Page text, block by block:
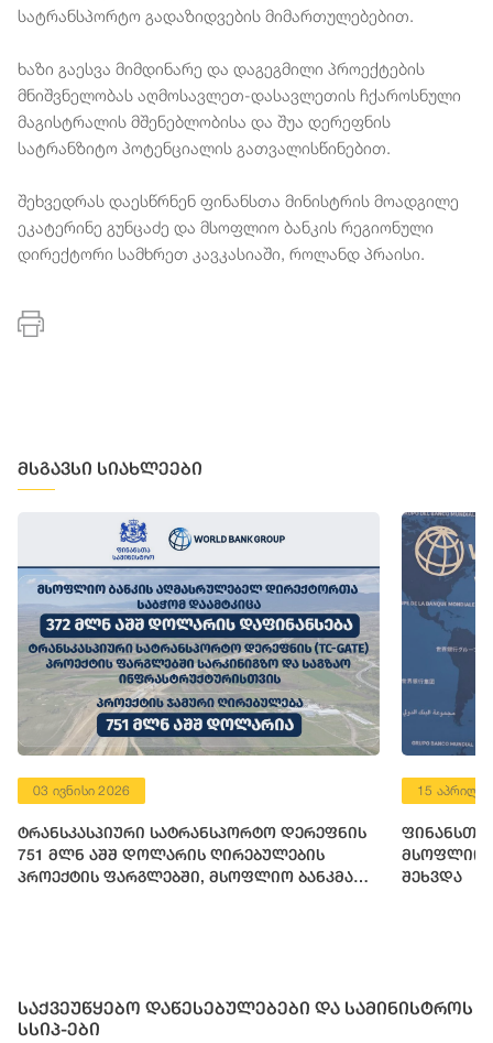
სატრანსპორტო გადაზიდვების მიმართულებებით.
ხაზი გაესვა მიმდინარე და დაგეგმილი პროექტების
მნიშვნელობას აღმოსავლეთ-დასავლეთის ჩქაროსნული
მაგისტრალის მშენებლობისა და შუა დერეფნის
სატრანზიტო პოტენციალის გათვალისწინებით.
შეხვედრას დაესწრნენ ფინანსთა მინისტრის მოადგილე
ეკატერინე გუნცაძე და მსოფლიო ბანკის რეგიონული
დირექტორი სამხრეთ კავკასიაში, როლანდ პრაისი.
მსგავსი სიახლეები
დერეფნის
ბანკმა
ფინანსთა მინისტრი ლაშა ხუციშვილი
მსოფლიო ბანკის მმართველ დირექტორს
შეხვდა
საქვეუწყებო დაწესებულებები და სამინისტროს
სსიპ-ები